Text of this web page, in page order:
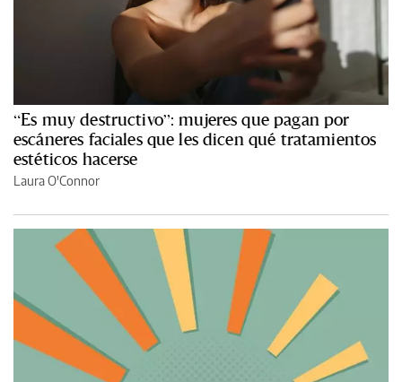
“Es muy destructivo”: mujeres que pagan por
escáneres faciales que les dicen qué tratamientos
estéticos hacerse
Laura O'Connor